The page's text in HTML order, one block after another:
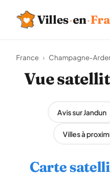
Villes·en·
France › Champagne-
Vue
Avis sur Jandun
Villes à
Carte